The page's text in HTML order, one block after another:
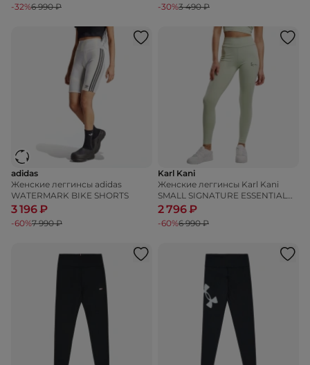
-32%6 990 ₽ -30%3 490 ₽
adidas
Женские леггинсы adidas
WATERMARK BIKE SHORTS
3 196 ₽
-60%7 990 ₽
Karl Kani
Женские леггинсы Karl Kani
SMALL SIGNATURE ESSENTIAL
LEGGINGS
2 796 ₽
-60%6 990 ₽